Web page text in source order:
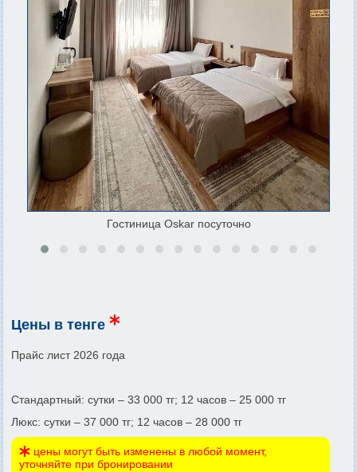
Гостиница Oskar посуточно
Цены в тенге
Прайс лист 2026 года
Стандартный: сутки – 33 000 тг; 12 часов – 25 000 тг
Люкс: сутки – 37 000 тг; 12 часов – 28 000 тг
цены могут быть изменены в любой момент,
уточняйте при бронировании